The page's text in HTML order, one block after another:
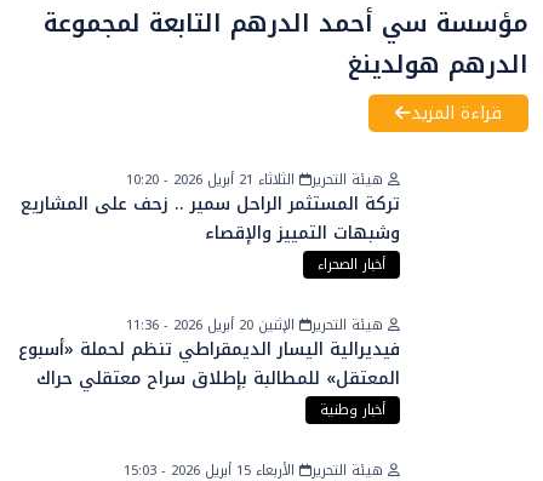
مؤسسة سي أحمد الدرهم التابعة لمجموعة
الدرهم هولدينغ
قراءة المزيد
هيئة التحرير الثلاثاء 21 أبريل 2026 - 10:20
تركة المستثمر الراحل سمير .. زحف على المشاريع
وشبهات التمييز والإقصاء
أخبار الصحراء
هيئة التحرير الإثنين 20 أبريل 2026 - 11:36
فيديرالية اليسار الديمقراطي تنظم لحملة «أسبوع
المعتقل» للمطالبة بإطلاق سراح معتقلي حراك
الريف
أخبار وطنية
هيئة التحرير الأربعاء 15 أبريل 2026 - 15:03